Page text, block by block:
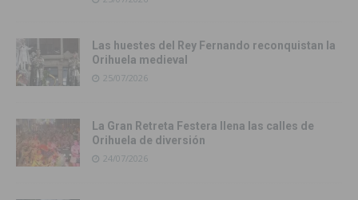
Las huestes del Rey Fernando reconquistan la
Orihuela medieval
25/07/2026
La Gran Retreta Festera llena las calles de
Orihuela de diversión
24/07/2026